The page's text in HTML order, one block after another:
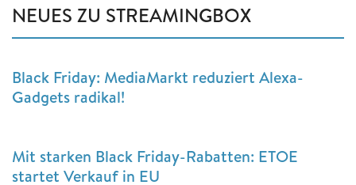
NEUES ZU STREAMINGBOX
Black Friday: MediaMarkt reduziert Alexa-
Gadgets radikal!
Mit starken Black Friday-Rabatten: ETOE
startet Verkauf in EU